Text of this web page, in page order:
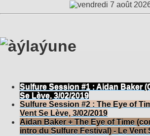
Sulfure Session #1 : Aidan Baker
Se Lève, 3/02/2019
Sulfure Session #2 : The Eye of
Vent Se Lève, 3/02/2019
Aidan Baker + The Eye of Time
intro du Sulfure Festival) - Le Vent